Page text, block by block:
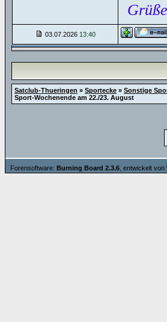
03.07.2026 13:40
Satclub-Thueringen » Sportecke » Sonstige
Sport-Wochenende am 22./23. August
Forensoftware: Burning Board 2.3.6 , entwickelt von